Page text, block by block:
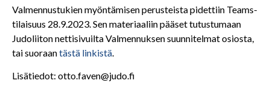
Valmennustukien myöntämisen perusteista pidettiin Teams-
tilaisuus 28.9.2023. Sen materiaaliin pääset tutustumaan
Judoliiton nettisivuilta Valmennuksen suunnitelmat osiosta,
tai suoraantästä linkistä
Lisätiedot: otto.faven@judo.fi